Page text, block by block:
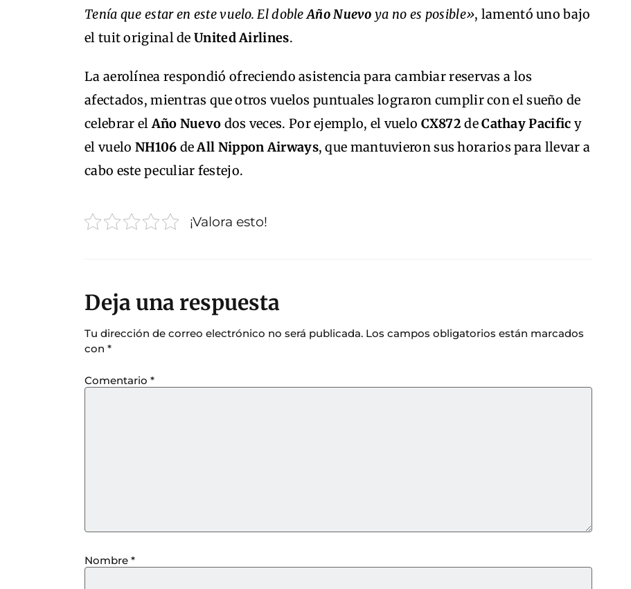
Tenía que estar en este vuelo. El dobleAño Nuevo ya no es posible», lamentó uno bajo
el tuit original deUnited Airlines.
La aerolínea respondió ofreciendo asistencia para cambiar reservas a los
afectados, mientras que otros vuelos puntuales lograron cumplir con el sueño de
celebrar elAño Nuevo dos veces. Por ejemplo, el vuelo CX872 deCathay Pacific y
el vuelo NH106 deAll Nippon Airways, que mantuvieron sus horarios para llevar a
cabo este peculiar festejo.
¡Valora esto!
Deja una respuesta
Tu dirección de correo electrónico no será publicada. Los campos obligatorios están marcados
con *
Comentario *
Nombre *